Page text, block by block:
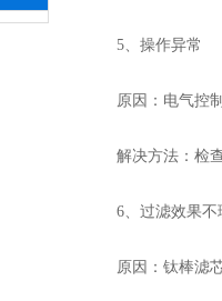
5、操作异常
原因：电气控制
解决方法：检查
6、过滤效果不
原因：钛棒滤芯